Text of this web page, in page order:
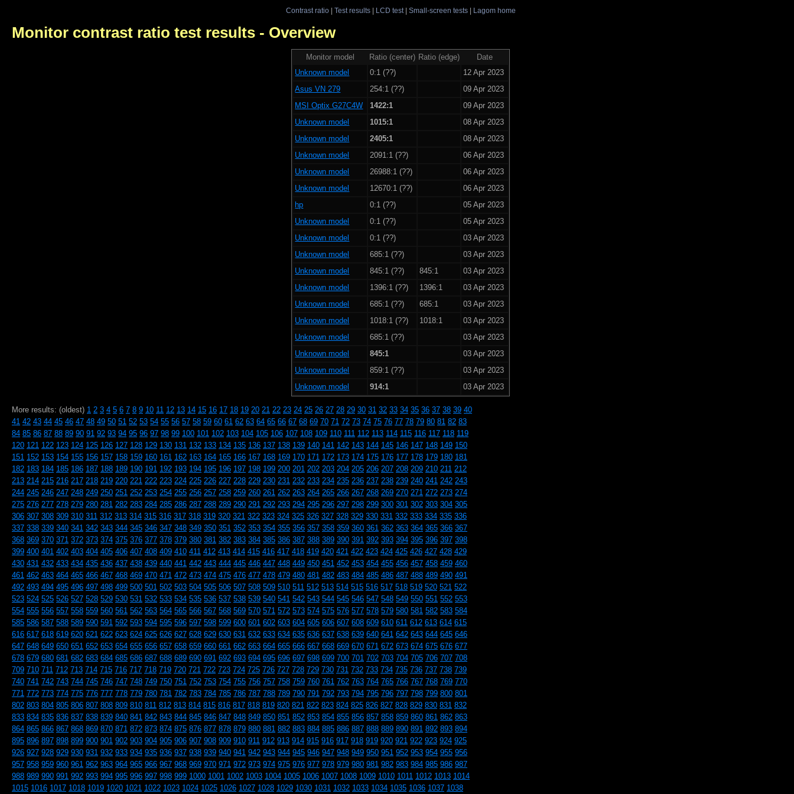
Contrast ratio| Test results| LCD test| Small-screen tests| Lagom home
Monitor contrast ratio test results - Overview
Monitor model Ratio (center) Ratio (edge)
Date
Unknown model
0:1 (??)
12 Apr 2023
Asus VN 279
254:1 (??)
09 Apr 2023
MSI Optix G27C4W
1422:1
09 Apr 2023
Unknown model
1015:1
08 Apr 2023
Unknown model
2405:1
08 Apr 2023
Unknown model
2091:1 (??)
06 Apr 2023
Unknown model
26988:1 (??)
06 Apr 2023
Unknown model
12670:1 (??)
06 Apr 2023
hp
0:1 (??)
05 Apr 2023
Unknown model
0:1 (??)
05 Apr 2023
Unknown model
0:1 (??)
03 Apr 2023
Unknown model
685:1 (??)
03 Apr 2023
Unknown model
845:1 (??) 845:1
03 Apr 2023
Unknown model
1396:1 (??) 1396:1
03 Apr 2023
Unknown model
685:1 (??) 685:1
03 Apr 2023
Unknown model
1018:1 (??) 1018:1
03 Apr 2023
Unknown model
685:1 (??)
03 Apr 2023
Unknown model
845:1
03 Apr 2023
Unknown model
859:1 (??)
03 Apr 2023
Unknown model
914:1 03 Apr 2023
More results: (oldest) 1 2 3 4 5 6 7 8 9 10 11 12 13 14 15 16 17 18 19 20 21 22 23 24 25 26 27 28 29 30 31 32 33 34 35 36 37 38 39 40
41 42 43 44 45 46 47 48 49 50 51 52 53 54 55 56 57 58 59 60 61 62 63 64 65 66 67 68 69 70 71 72 73 74 75 76 77 78 79 80 81 82 83
84 85 86 87 88 89 90 91 92 93 94 95 96 97 98 99 100 101 102 103 104 105 106 107 108 109 110 111 112 113 114 115 116 117 118 119
120 121 122 123 124 125 126 127 128 129 130 131 132 133 134 135 136 137 138 139 140 141 142 143 144 145 146 147 148 149 150
151 152 153 154 155 156 157 158 159 160 161 162 163 164 165 166 167 168 169 170 171 172 173 174 175 176 177 178 179 180 181
182 183 184 185 186 187 188 189 190 191 192 193 194 195 196 197 198 199 200 201 202 203 204 205 206 207 208 209 210 211 212
213 214 215 216 217 218 219 220 221 222 223 224 225 226 227 228 229 230 231 232 233 234 235 236 237 238 239 240 241 242 243
244 245 246 247 248 249 250 251 252 253 254 255 256 257 258 259 260 261 262 263 264 265 266 267 268 269 270 271 272 273 274
275 276 277 278 279 280 281 282 283 284 285 286 287 288 289 290 291 292 293 294 295 296 297 298 299 300 301 302 303 304 305
306 307 308 309 310 311 312 313 314 315 316 317 318 319 320 321 322 323 324 325 326 327 328 329 330 331 332 333 334 335 336
337 338 339 340 341 342 343 344 345 346 347 348 349 350 351 352 353 354 355 356 357 358 359 360 361 362 363 364 365 366 367
368 369 370 371 372 373 374 375 376 377 378 379 380 381 382 383 384 385 386 387 388 389 390 391 392 393 394 395 396 397 398
399 400 401 402 403 404 405 406 407 408 409 410 411 412 413 414 415 416 417 418 419 420 421 422 423 424 425 426 427 428 429
430 431 432 433 434 435 436 437 438 439 440 441 442 443 444 445 446 447 448 449 450 451 452 453 454 455 456 457 458 459 460
461 462 463 464 465 466 467 468 469 470 471 472 473 474 475 476 477 478 479 480 481 482 483 484 485 486 487 488 489 490 491
492 493 494 495 496 497 498 499 500 501 502 503 504 505 506 507 508 509 510 511 512 513 514 515 516 517 518 519 520 521 522
523 524 525 526 527 528 529 530 531 532 533 534 535 536 537 538 539 540 541 542 543 544 545 546 547 548 549 550 551 552 553
554 555 556 557 558 559 560 561 562 563 564 565 566 567 568 569 570 571 572 573 574 575 576 577 578 579 580 581 582 583 584
585 586 587 588 589 590 591 592 593 594 595 596 597 598 599 600 601 602 603 604 605 606 607 608 609 610 611 612 613 614 615
616 617 618 619 620 621 622 623 624 625 626 627 628 629 630 631 632 633 634 635 636 637 638 639 640 641 642 643 644 645 646
647 648 649 650 651 652 653 654 655 656 657 658 659 660 661 662 663 664 665 666 667 668 669 670 671 672 673 674 675 676 677
678 679 680 681 682 683 684 685 686 687 688 689 690 691 692 693 694 695 696 697 698 699 700 701 702 703 704 705 706 707 708
709 710 711 712 713 714 715 716 717 718 719 720 721 722 723 724 725 726 727 728 729 730 731 732 733 734 735 736 737 738 739
740 741 742 743 744 745 746 747 748 749 750 751 752 753 754 755 756 757 758 759 760 761 762 763 764 765 766 767 768 769 770
771 772 773 774 775 776 777 778 779 780 781 782 783 784 785 786 787 788 789 790 791 792 793 794 795 796 797 798 799 800 801
802 803 804 805 806 807 808 809 810 811 812 813 814 815 816 817 818 819 820 821 822 823 824 825 826 827 828 829 830 831 832
833 834 835 836 837 838 839 840 841 842 843 844 845 846 847 848 849 850 851 852 853 854 855 856 857 858 859 860 861 862 863
864 865 866 867 868 869 870 871 872 873 874 875 876 877 878 879 880 881 882 883 884 885 886 887 888 889 890 891 892 893 894
895 896 897 898 899 900 901 902 903 904 905 906 907 908 909 910 911 912 913 914 915 916 917 918 919 920 921 922 923 924 925
926 927 928 929 930 931 932 933 934 935 936 937 938 939 940 941 942 943 944 945 946 947 948 949 950 951 952 953 954 955 956
957 958 959 960 961 962 963 964 965 966 967 968 969 970 971 972 973 974 975 976 977 978 979 980 981 982 983 984 985 986 987
988 989 990 991 992 993 994 995 996 997 998 999 1000 1001 1002 1003 1004 1005 1006 1007 1008 1009 1010 1011 1012 1013 1014
1015 1016 1017 1018 1019 1020 1021 1022 1023 1024 1025 1026 1027 1028 1029 1030 1031 1032 1033 1034 1035 1036 1037 1038